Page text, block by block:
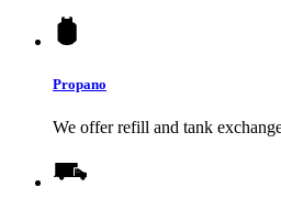
Propano
We offer refill and tank